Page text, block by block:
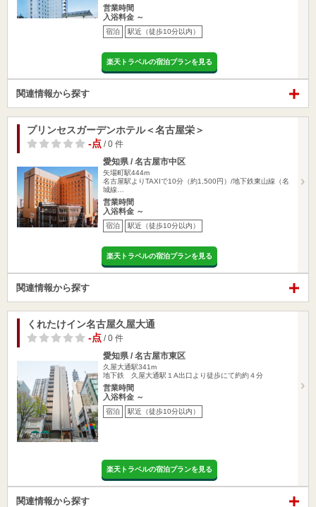
営業時間
入浴料金 ～
宿泊 駅近（徒歩10分以内）
楽天トラベルの宿泊プランを見る
関連情報から探す
プリンセスガーデンホテル＜名古屋栄＞
-点 / 0 件
愛知県 / 名古屋市中区
矢場町駅444m
名古屋駅よりTAXIで10分（約1,500円）/地下鉄東山線（名
城線…
営業時間
入浴料金 ～
宿泊 駅近（徒歩10分以内）
楽天トラベルの宿泊プランを見る
関連情報から探す
くれたけイン名古屋久屋大通
-点 / 0 件
愛知県 / 名古屋市東区
久屋大通駅341m
地下鉄 久屋大通駅１A出口より徒歩にて約約４分
営業時間
入浴料金 ～
宿泊 駅近（徒歩10分以内）
楽天トラベルの宿泊プランを見る
関連情報から探す